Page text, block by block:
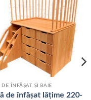
DE ÎNFĂȘAT ȘI BAIE
de înfășat lățime 220-